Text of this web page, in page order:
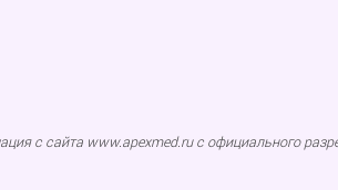
с сайта www.apexmed.ru с официального